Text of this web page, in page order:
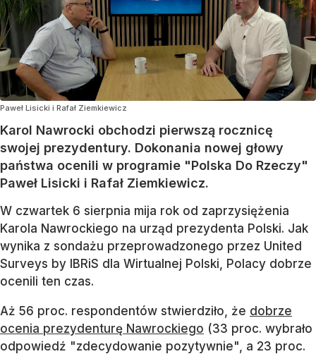
Paweł Lisicki i Rafał Ziemkiewicz
Karol Nawrocki obchodzi pierwszą rocznicę
swojej prezydentury. Dokonania nowej głowy
państwa ocenili w programie "Polska Do Rzeczy"
Paweł Lisicki i Rafał Ziemkiewicz.
W czwartek 6 sierpnia mija rok od zaprzysiężenia
Karola Nawrockiego na urząd prezydenta Polski. Jak
wynika z sondażu przeprowadzonego przez United
Surveys by IBRiS dla Wirtualnej Polski, Polacy dobrze
ocenili ten czas.
Aż 56 proc. respondentów stwierdziło, że dobrze
ocenia prezydenturę Nawrockiego (33 proc. wybrało
odpowiedź "zdecydowanie pozytywnie", a 23 proc.